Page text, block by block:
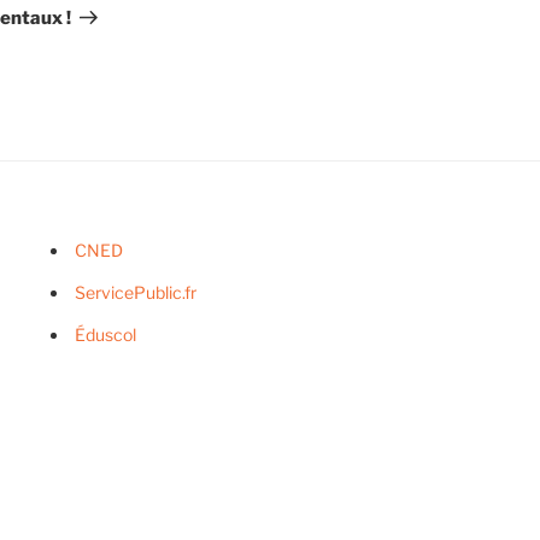
!
CNED
ServicePublic.fr
Éduscol